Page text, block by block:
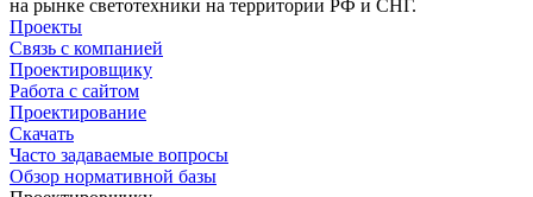
на рынке светотехники на территории РФ и СНГ.
Проекты
Связь с компанией
Проектировщику
Работа с сайтом
Проектирование
Скачать
Часто задаваемые вопросы
Обзор нормативной базы